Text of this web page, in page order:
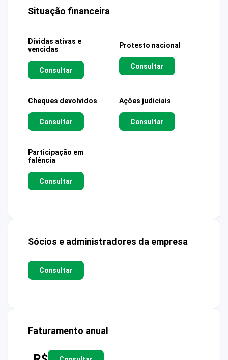
Situação financeira
Dívidas ativas e
vencidas
Consultar
Protesto nacional
Consultar
Cheques devolvidos
Consultar
Ações judiciais
Consultar
Participação em
falência
Consultar
Sócios e administradores da empresa
Consultar
Faturamento anual